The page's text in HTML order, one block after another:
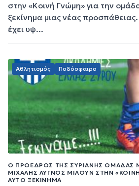
στην «Κοινή Γνώμη» για την
ξεκίνημα μιας νέας
έχει υψ...
Αθλητισμός Ποδόσφαιρο
Ο ΠΡΌΕΔΡΟΣ ΤΗΣ ΣΥΡΙΑΝΉΣ ΟΜΆΔΑΣ
ΜΙΧΆΛΗΣ ΛΥΓΝΌΣ ΜΙΛΟΎΝ ΣΤΗΝ
ΑΥΤΌ ΞΕΚΊΝΗΜΑ